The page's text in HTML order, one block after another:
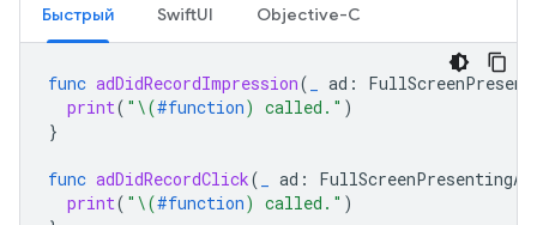
Быстрый SwiftUI Objective-C
func adDidRecordImpression( ad :
print( " \(#function) called." )
}
func adDidRecordClick( ad : FullScreenPresentingAd
print( " \(#function) called." )